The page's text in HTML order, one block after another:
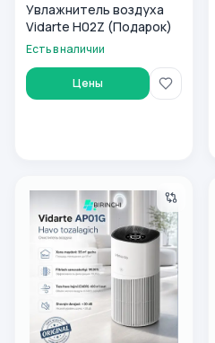
Увлажнитель воздуха
Vidarte H02Z (Подарок)
Есть в наличии
Цены
Очиститель воздуха Vidarte